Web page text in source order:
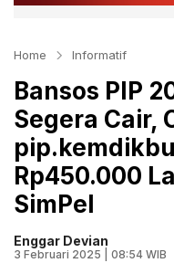
Home Informatif
Bansos PIP
Segera Cair,
Rp450.000
SimPel
Enggar Devian
3 Februari 2025 | 08:54 WIB